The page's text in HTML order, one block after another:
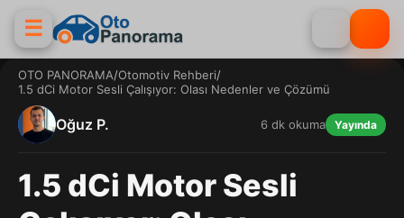
☰
OTO PANORAMA/Otomotiv Rehberi/
1.5 dCi Motor Sesli Çalışıyor: Olası Nedenler ve Çözümü
Oğuz P. 6 dk okuma Yayında
1.5 dCi Motor Sesli